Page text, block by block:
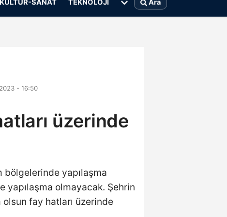
KÜLTÜR-SANAT TEKNOLOJI Ara
- 16:50
üzerinde
bölgelerinde yapılaşma
yapılaşma olmayacak. Şehrin
fay hatları üzerinde